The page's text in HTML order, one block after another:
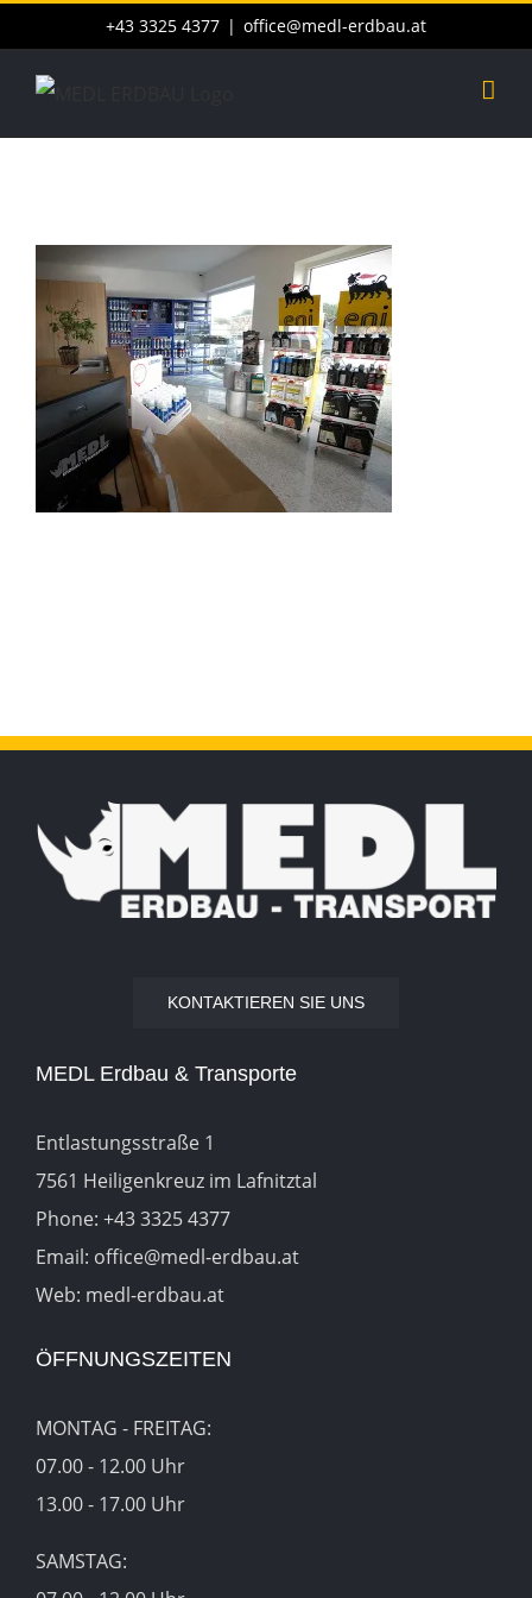
to
content
+43 3325 4377 | office@medl-erdbau.at
KONTAKTIEREN SIE UNS
MEDL Erdbau & Transporte
Entlastungsstraße 1
7561 Heiligenkreuz im Lafnitztal
Phone: +43 3325 4377
Email: office@medl-erdbau.at
Web: medl-erdbau.at
ÖFFNUNGSZEITEN
MONTAG - FREITAG:
07.00 - 12.00 Uhr
13.00 - 17.00 Uhr
SAMSTAG: